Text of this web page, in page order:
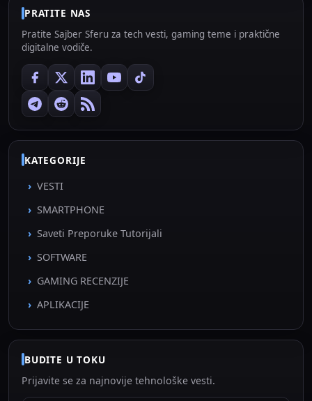
PRATITE NAS
Pratite Sajber Sferu za tech vesti, gaming teme i praktične
digitalne vodiče.
KATEGORIJE
VESTI
SMARTPHONE
Saveti Preporuke Tutorijali
SOFTWARE
GAMING RECENZIJE
APLIKACIJE
BUDITE U TOKU
Prijavite se za najnovije tehnološke vesti.